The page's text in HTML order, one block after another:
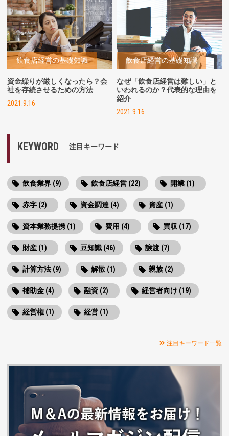
飲食店経営の基礎知識
資金繰りが厳しくなったら？会
社を存続させるための方法
2021.9.16
飲食店経営の基礎知識
なぜ「飲食店経営は難しい」と
いわれるのか？代表的な理由を
紹介
2021.9.16
KEYWORD 注目キーワード
飲食業界 (9) 飲食店経営 (22) 開業 (1)
赤字 (2) 資金調達 (4) 資産 (1)
資本業務提携 (1) 費用 (4) 買収 (17)
財産 (1) 豆知識 (46) 譲渡 (7)
計算方法 (9) 解散 (1) 親族 (2)
補助金 (4) 融資 (2) 経営者向け (19)
経営権 (1) 経営 (1)
注目キーワード一覧